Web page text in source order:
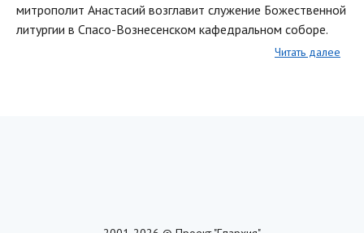
митрополит Анастасий возглавит служение Божественной
литургии в Спасо-Вознесенском кафедральном соборе.
Читать далее